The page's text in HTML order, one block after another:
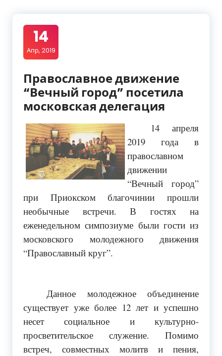
14
Апр, 2019
Православное движение
“Вечный город” посетила
московская делегация
14 апреля
2019 года в
православном
движении
“Вечный город”
при Приокском благочинии прошли
необычные встречи. В гостях на
еженедельном симпозиуме были гости из
московского молодежного движения
“Православный круг”.
Данное молодежное объединение
существует уже более 12 лет и успешно
несет социальное и культурно-
просветительское служение. Помимо
встреч, совместных молитв и пения,